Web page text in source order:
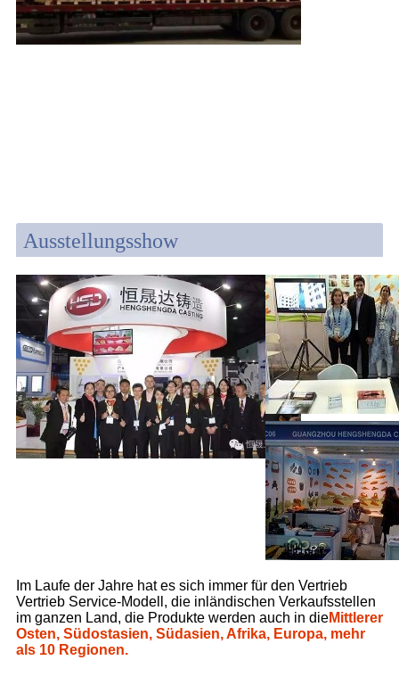
Ausstellungsshow
Im Laufe der Jahre hat es sich immer für den Vertrieb
Vertrieb Service-Modell, die inländischen Verkaufsstellen
im ganzen Land, die Produkte werden auch in dieMittlerer
Osten, Südostasien, Südasien, Afrika, Europa, mehr
als 10 Regionen.